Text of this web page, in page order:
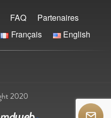
FAQ
Partenaires
Français English
2020